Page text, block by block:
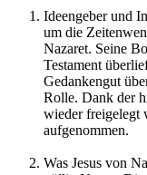
Ideengeber und
um die
Nazaret. Seine
Testament
Gedankengut
Rolle. Dank der
wieder freigelegt
aufgenommen.
Was Jesus von